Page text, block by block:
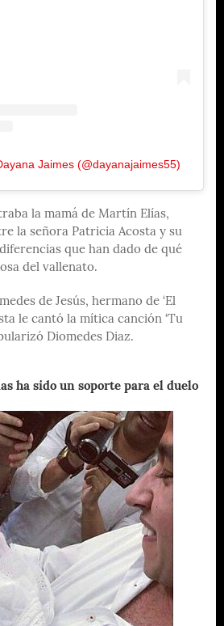
Jaimes (@dayanajaimes55)
la mamá de Martín Elías,
la señora Patricia Acosta y su
que han dado de qué
del vallenato.
de Jesús, hermano de ‘El
le cantó la mítica canción ‘Tu
Diomedes Diaz.
ha sido un soporte para el duelo